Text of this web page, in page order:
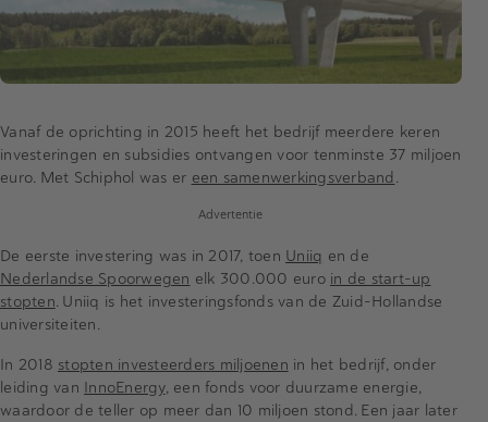
Vanaf de oprichting in 2015 heeft het bedrijf meerdere keren
investeringen en subsidies ontvangen voor tenminste 37 miljoen
euro. Met Schiphol was er een samenwerkingsverband .
Advertentie
De eerste investering was in 2017, toen Uniiq en de
Nederlandse Spoorwegen elk 300.000 euro in de start-up
stopten. Uniiq is het investeringsfonds van de Zuid-Hollandse
universiteiten.
In 2018 stopten investeerders miljoenen in het bedrijf, onder
leiding van InnoEnergy, een fonds voor duurzame energie,
waardoor de teller op meer dan 10 miljoen stond. Een jaar later